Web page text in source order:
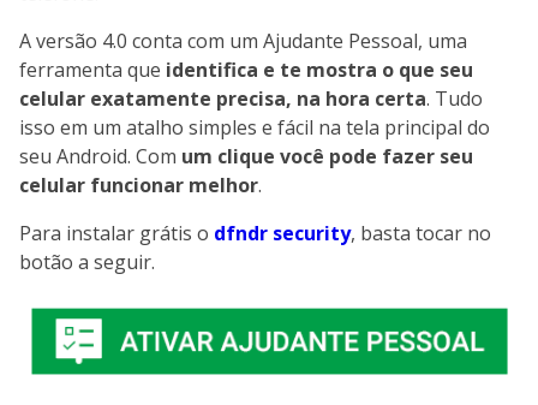
A versão 4.0 conta com um Ajudante Pessoal, uma
ferramenta que identifica e te mostra o que seu
celular exatamente precisa, na hora certa. Tudo
isso em um atalho simples e fácil na tela principal do
seu Android. Com um clique você pode fazer seu
celular funcionar melhor.
Para instalar grátis o dfndr security, basta tocar no
botão a seguir.